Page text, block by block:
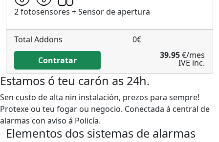
2 fotosensores + Sensor de apertura
Total Addons 0€
Contratar
39.95€/mes
IVE inc.
Estamos ó teu carón as 24h.
Sen custo de alta nin instalación, prezos para sempre!
Protexe ou teu fogar ou negocio. Conectada á central de
alarmas con aviso á Policía.
Elementos dos sistemas de alarmas